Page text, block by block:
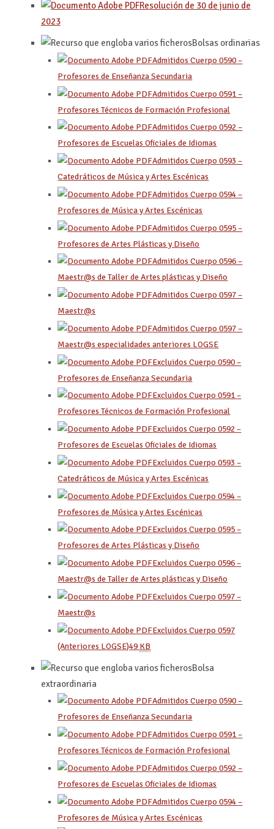
Resolución de 30 de junio de
2023
Bolsas ordinarias
Admitidos Cuerpo 0590 –
Profesores de Enseñanza Secundaria
Admitidos Cuerpo 0591 –
Profesores Técnicos de Formación Profesional
Admitidos Cuerpo 0592 –
Profesores de Escuelas Oficiales de Idiomas
Admitidos Cuerpo 0593 –
Catedráticos de Música y Artes Escénicas
Admitidos Cuerpo 0594 –
Profesores de Música y Artes Escénicas
Admitidos Cuerpo 0595 –
Profesores de Artes Plásticas y Diseño
Admitidos Cuerpo 0596 –
Maestr@s de Taller de Artes plásticas y Diseño
Admitidos Cuerpo 0597 –
Maestr@s
Admitidos Cuerpo 0597 –
Maestr@s especialidades anteriores LOGSE
Excluidos Cuerpo 0590 –
Profesores de Enseñanza Secundaria
Excluidos Cuerpo 0591–
Profesores Técnicos de Formación Profesional
Excluidos Cuerpo 0592–
Profesores de Escuelas Oficiales de Idiomas
Excluidos Cuerpo 0593–
Catedráticos de Música y Artes Escénicas
Excluidos Cuerpo 0594–
Profesores de Música y Artes Escénicas
Excluidos Cuerpo 0595–
Profesores de Artes Plásticas y Diseño
Excluidos Cuerpo 0596–
Maestr@s de Taller de Artes plásticas y Diseño
Excluidos Cuerpo 0597 –
Maestr@s
Excluidos Cuerpo 0597
(Anteriores LOGSE)49 KB
Bolsa
extraordinaria
Admitidos Cuerpo 0590 –
Profesores de Enseñanza Secundaria
Admitidos Cuerpo 0591–
Profesores Técnicos de Formación Profesional
Admitidos Cuerpo 0592–
Profesores de Escuelas Oficiales de Idiomas
Admitidos Cuerpo 0594–
Profesores de Música y Artes Escénicas